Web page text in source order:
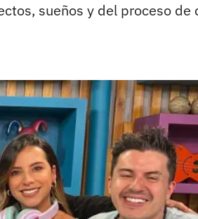
sueños y del proceso